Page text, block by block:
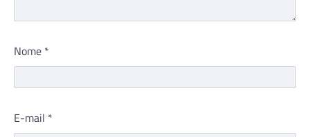
Nome *
E-mail *